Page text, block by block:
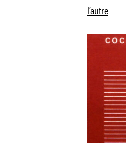
l’autre